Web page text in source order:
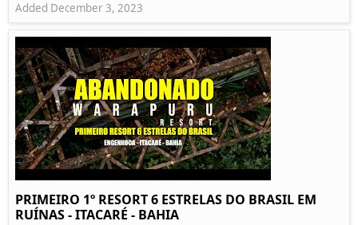
Added December 3, 2023
PRIMEIRO 1º RESORT 6 ESTRELAS DO BRASIL EM
RUÍNAS - ITACARÉ - BAHIA